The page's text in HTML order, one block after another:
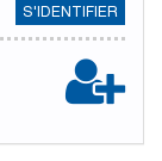
S'IDENTIFIER